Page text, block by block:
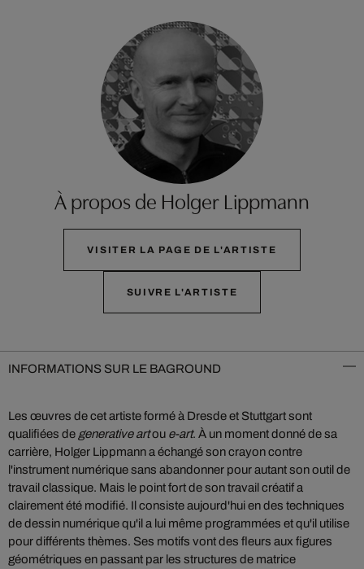
À propos de Holger Lippmann
VISITER LA PAGE DE L'ARTISTE
SUIVRE L'ARTISTE
INFORMATIONS SUR LE BAGROUND
Les œuvres de cet artiste formé à Dresde et Stuttgart sont
qualifiées de generative artou e-art. À un moment donné de sa
carrière, Holger Lippmann a échangé son crayon contre
l'instrument numérique sans abandonner pour autant son outil de
travail classique. Mais le point fort de son travail créatif a
clairement été modifié. Il consiste aujourd'hui en des techniques
de dessin numérique qu'il a lui même programmées et qu'il utilise
pour différents thèmes. Ses motifs vont des fleurs aux figures
géométriques en passant par les structures de matrice